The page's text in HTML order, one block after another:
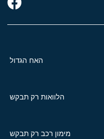
האח הגדול
הלוואות רק תבקש
מימון רכב רק תבקש